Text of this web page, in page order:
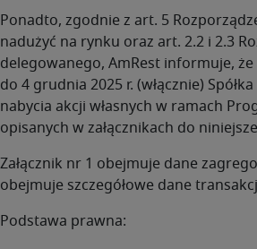
Ponadto, zgodnie z art. 5
nadużyć na rynku oraz art. 2.2 i 2.3
delegowanego, AmRest informuje, że
do 4 grudnia 2025 r. (włącznie)
nabycia akcji własnych w ramach
opisanych w załącznikach do
Załącznik nr 1 obejmuje dane
obejmuje szczegółowe dane
Podstawa prawna: